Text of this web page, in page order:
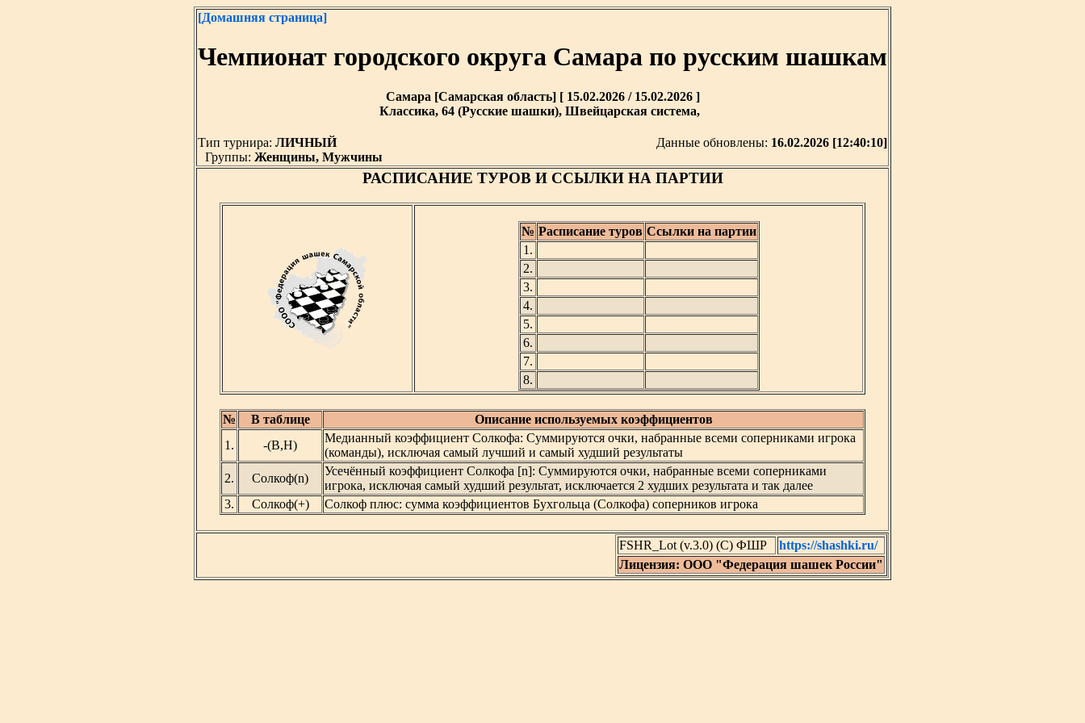
[Домашняя страница]
Чемпионат городского округа Самара по русским шашкам
Самара [Самарская область] [ 15.02.2026 / 15.02.2026 ]
Классика, 64 (Русские шашки), Швейцарская система,
Тип турнира: ЛИЧНЫЙ Данные обновлены: 16.02.2026 [12:40:10]
Группы: Женщины, Мужчины
РАСПИСАНИЕ ТУРОВ И ССЫЛКИ НА ПАРТИИ
№ Расписание туров Ссылки на партии
1.
2.
3.
4.
5.
6.
7.
8.
№ В таблице
Описание используемых коэффициентов
1.
-(В,Н)
Медианный коэффициент Солкофа: Суммируются очки, набранные всеми соперниками игрока
(команды), исключая самый лучший и самый худший результаты
2.
Солкоф(n)
Усечённый коэффициент Солкофа [n]: Суммируются очки, набранные всеми соперниками
игрока, исключая самый худший результат, исключается 2 худших результата и так далее
3.
Солкоф(+) Солкоф плюс: сумма коэффициентов Бухгольца (Солкофа) соперников игрока
FSHR_Lot (v.3.0) (C) ФШР
https://shashki.ru/
Лицензия: ООО "Федерация шашек России"